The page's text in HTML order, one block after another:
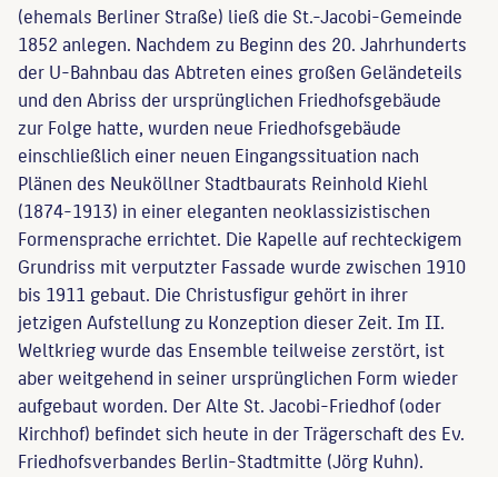
(ehemals Berliner Straße) ließ die St.-Jacobi-Gemeinde
1852 anlegen. Nachdem zu Beginn des 20. Jahrhunderts
der U-Bahnbau das Abtreten eines großen Geländeteils
und den Abriss der ursprünglichen Friedhofsgebäude
zur Folge hatte, wurden neue Friedhofsgebäude
einschließlich einer neuen Eingangssituation nach
Plänen des Neuköllner Stadtbaurats Reinhold Kiehl
(1874-1913) in einer eleganten neoklassizistischen
Formensprache errichtet. Die Kapelle auf rechteckigem
Grundriss mit verputzter Fassade wurde zwischen 1910
bis 1911 gebaut. Die Christusfigur gehört in ihrer
jetzigen Aufstellung zu Konzeption dieser Zeit. Im II.
Weltkrieg wurde das Ensemble teilweise zerstört, ist
aber weitgehend in seiner ursprünglichen Form wieder
aufgebaut worden. Der Alte St. Jacobi-Friedhof (oder
Kirchhof) befindet sich heute in der Trägerschaft des Ev.
Friedhofsverbandes Berlin-Stadtmitte (Jörg Kuhn).